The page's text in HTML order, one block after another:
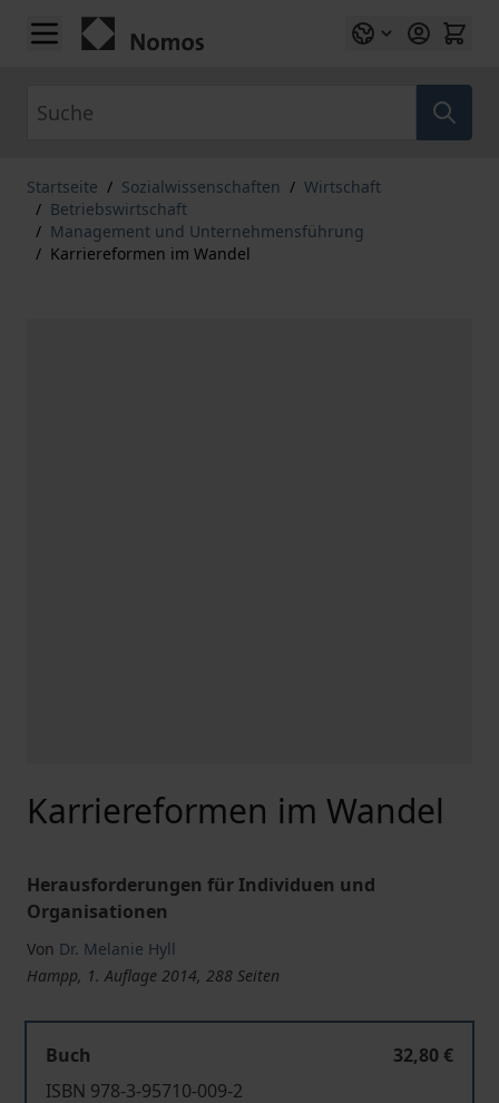
Zum Inhalt springen
Startseite / Sozialwissenschaften / Wirtschaft
/ Betriebswirtschaft
/ Management und Unternehmensführung
/ Karriereformen im Wandel
Karriereformen im Wandel
Herausforderungen für Individuen und
Organisationen
Von Dr. Melanie Hyll
Hampp, 1. Auflage 2014, 288 Seiten
Buch
32,80 €
ISBN 978-3-95710-009-2